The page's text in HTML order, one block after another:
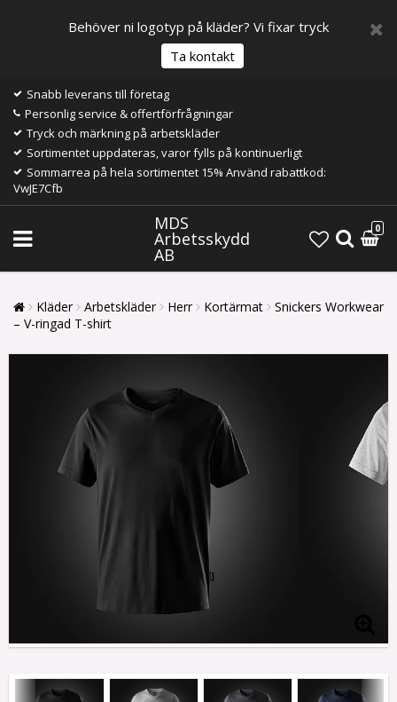
Behöver ni logotyp på kläder? Vi fixar tryck
Ta kontakt
Snabb leverans till företag
Personlig service & offertförfrågningar
Tryck och märkning på arbetskläder
Sortimentet uppdateras, varor fylls på kontinuerligt
Sommarrea på hela sortimentet 15% Använd rabattkod:
VwJE7Cfb
MDS
Arbetsskydd
AB
0
Kläder Arbetskläder Herr Kortärmat
Snickers Workwear
– V-ringad T-shirt